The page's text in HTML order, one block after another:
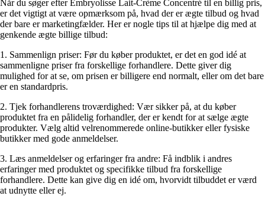
Når du søger efter Embryolisse Lait-Crème Concentré til en billig pris,
er det vigtigt at være opmærksom på, hvad der er ægte tilbud og hvad
der bare er marketingfælder. Her er nogle tips til at hjælpe dig med at
genkende ægte billige tilbud:
1. Sammenlign priser: Før du køber produktet, er det en god idé at
sammenligne priser fra forskellige forhandlere. Dette giver dig
mulighed for at se, om prisen er billigere end normalt, eller om det bare
er en standardpris.
2. Tjek forhandlerens troværdighed: Vær sikker på, at du køber
produktet fra en pålidelig forhandler, der er kendt for at sælge ægte
produkter. Vælg altid velrenommerede online-butikker eller fysiske
butikker med gode anmeldelser.
3. Læs anmeldelser og erfaringer fra andre: Få indblik i andres
erfaringer med produktet og specifikke tilbud fra forskellige
forhandlere. Dette kan give dig en idé om, hvorvidt tilbuddet er værd
at udnytte eller ej.